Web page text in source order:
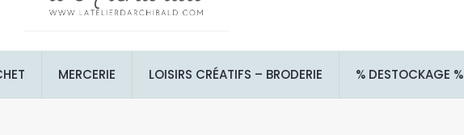
MERCERIE LOISIRS CRÉATIFS – BRODERIE % DESTOCKAGE %